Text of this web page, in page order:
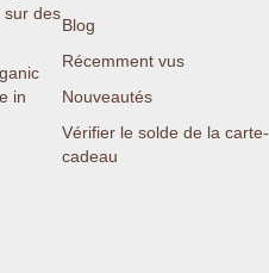
sur des
in
Blog
Récemment vus
Nouveautés
Vérifier le solde de la carte-
cadeau